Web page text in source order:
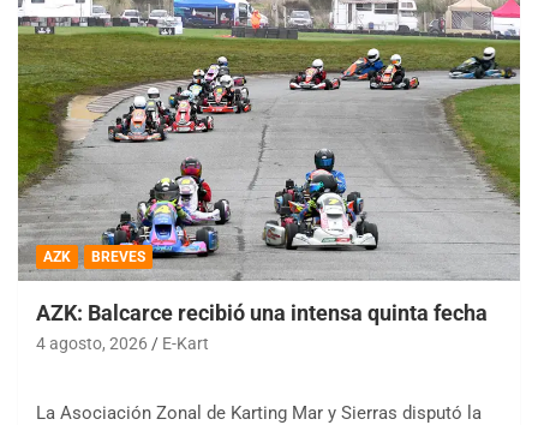
AZK BREVES
AZK: Balcarce recibió una intensa quinta fecha
4 agosto, 2026 E-Kart
La Asociación Zonal de Karting Mar y Sierras disputó la